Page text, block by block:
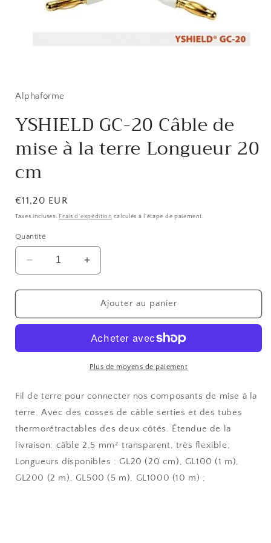
1
dans
fenêtre
modale
Alphaforme
YSHIELD GC-20 Câble de
mise à la terre Longueur 20
cm
Prix
habituel
€11,20 EUR
Taxes incluses. Frais d'expédition calculés à l'étape de paiement.
Quantité
Réduire
la
quantité
YSHIELD
Câble
à
terre
Longueur
20
Augmenter
la
quantité
YSHIELD
20
Câble
de
à
terre
Longueur
20
cm
Ajouter au panier
Plus de moyens de paiement
Fil de terre pour connecter nos composants de mise à la
terre. Avec des cosses de câble serties et des tubes
thermorétractables des deux côtés. Étendue de la
livraison: câble 2,5 mm² transparent, très flexible;
Longueurs disponibles : GL20 (20 cm), GL100 (1 m),
GL200 (2 m), GL500 (5 m), GL1000 (10 m) ;